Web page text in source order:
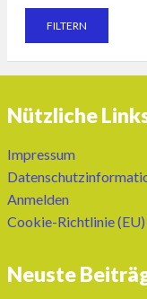
Nützliche
Impressum
Anmelden
Cookie-Richtlinie (EU)
Neuste